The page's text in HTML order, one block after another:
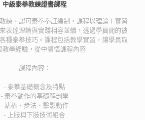
中級泰拳教練證書課程
練、認可泰拳拳証編制，課程以理論＋實習
表達理論與實踐相容並續，透過學員間的彼
種泰拳技巧。課程包括教學實習，讓學員取
教學經驗，從中領悟課程內容
課程內容：
- 泰拳基礎概念及特點
- 泰拳動作的基礎解剖學
- 站樁、步法、擊影動作
- 上肢與下肢技術組合